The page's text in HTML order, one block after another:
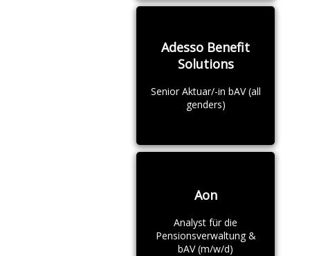
Adesso Benefit
Solutions
Senior Aktuar/-in bAV (all
genders)
Aon
Analyst für die
Pensionsverwaltung &
bAV (m/w/d)